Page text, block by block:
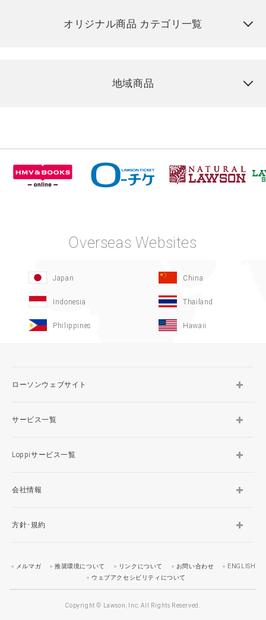
オリジナル商品 カテゴリ一覧
地域商品
Overseas Websites
Japan China
Indonesia Thailand
Philippines Hawaii
ローソンウェブサイト
サービス一覧
Loppiサービス一覧
会社情報
方針･規約
メルマガ 推奨環境について リンクについて お問い合わせ
ENGLISH
ウェブアクセシビリティについて
Copyright © Lawson, Inc. All Rights Reserved.